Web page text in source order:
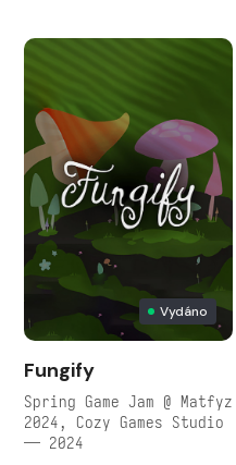
Vydáno
Fungify
Spring Game Jam @ Matfyz
2024, Cozy Games Studio
— 2024